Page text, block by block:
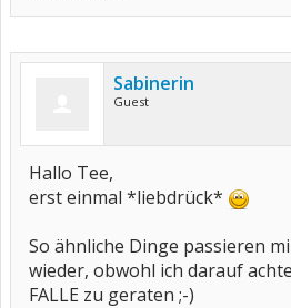
Sabinerin
Guest
Hallo Tee,
erst einmal *liebdrück*
So ähnliche Dinge passieren
wieder, obwohl ich darauf
FALLE zu geraten ;-)